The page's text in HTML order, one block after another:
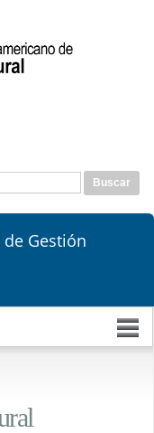
de búsqueda
Gestión